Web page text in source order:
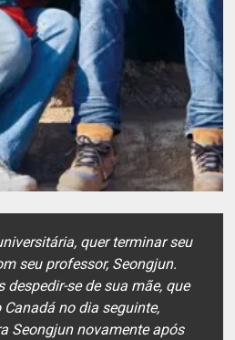
quer terminar seu
seu professor, Seongjun.
despedir-se de sua mãe, que
no dia seguinte,
Seongjun novamente após